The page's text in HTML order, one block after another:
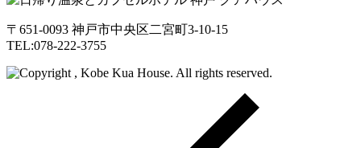
〒651-0093 神戸市中央区二宮町3-10-15
TEL:078-222-3755